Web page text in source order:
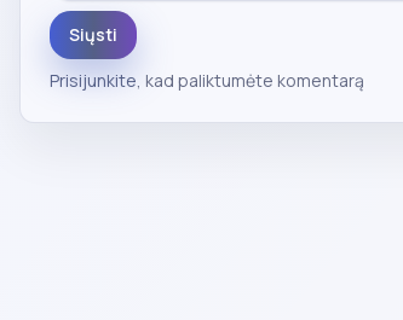
Siųsti
Prisijunkite, kad paliktumėte komentarą